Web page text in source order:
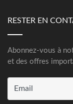
RESTER EN
Abonnez-vous à
et des offres